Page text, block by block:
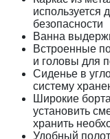
используется
безопасности
Ванна
Встроенные
и головы для
Сиденье в
систему
Широкие
установить
хранить
Удобный